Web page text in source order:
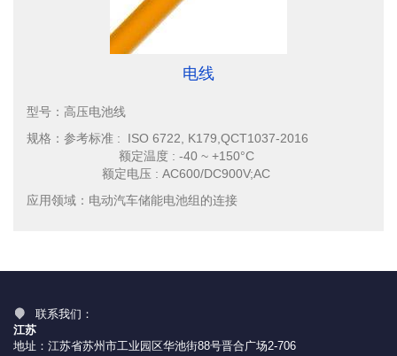
电线
型号： 高压电池线
规格： 参考标准 : ISO 6722, K179,QCT1037-2016
额定温度 : -40 ~ +150°C
额定电压 : AC600/DC900V;AC
应用领域： 电动汽车储能电池组的连接
联系我们：
江苏
地址：江苏省苏州市工业园区华池街88号晋合广场2-706